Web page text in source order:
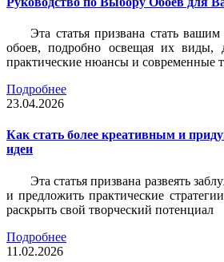
Эта статья призвана стать
обоев, подробно освещая их виды,
практические нюансы и современные
Подробнее
23.04.2026
Как стать более креативным и
идеи
Эта статья призвана развеять
и предложить практические
раскрыть свой творческий потенциал
Подробнее
11.02.2026